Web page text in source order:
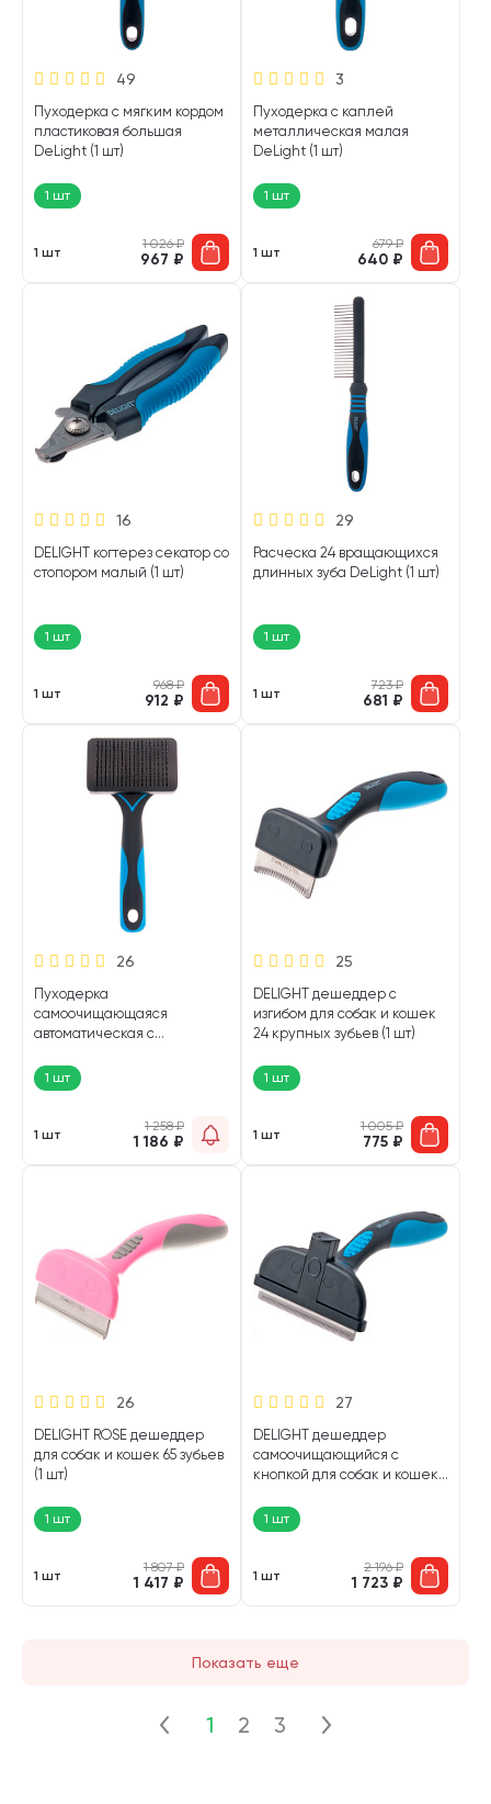
49
Пуходерка с мягким кордом
пластиковая большая
DeLight (1 шт)
1 шт
1 шт
1 026₽
967 ₽
3
Пуходерка с каплей
металлическая малая
DeLight (1 шт)
1 шт
1 шт
679₽
640 ₽
16
DELIGHT когтерез секатор со
стопором малый (1 шт)
1 шт
1 шт
968₽
912 ₽
29
Расческа 24 вращающихся
длинных зуба DeLight (1 шт)
1 шт
1 шт
723₽
681 ₽
26
Пуходерка
самоочищающаяся
автоматическая с
средняя DeLight (1 шт)
1 шт
1 шт
1 258₽
1 186 ₽
25
DELIGHT дешеддер с
изгибом для собак и кошек
24 крупных зубьев (1 шт)
1 шт
1 шт
1 005₽
775 ₽
26
DELIGHT ROSE дешеддер
для собак и кошек 65 зубьев
(1 шт)
1 шт
1 шт
1 807₽
1 417 ₽
27
DELIGHT дешеддер
самоочищающийся с
кнопкой для собак и кошек
1 шт
1 шт
2 196₽
1 723 ₽
Показать еще
1 2 3